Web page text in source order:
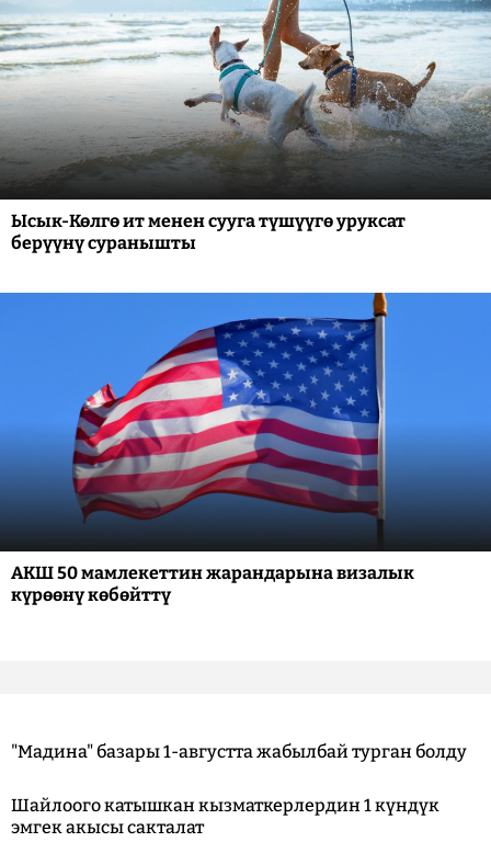
Ысык-Көлгө ит менен сууга түшүүгө уруксат
берүүнү суранышты
АКШ 50 мамлекеттин жарандарына визалык
күрөөнү көбөйттү
"Мадина" базары 1-августта жабылбай турган болду
Шайлоого катышкан кызматкерлердин 1 күндүк
эмгек акысы сакталат